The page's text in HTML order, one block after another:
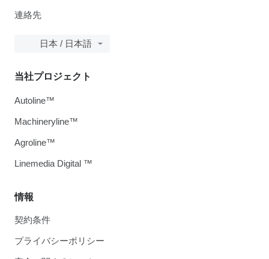
連絡先
日本 / 日本語
情報
契約条件
プライバシーポリシー
当社プロジェクト
Autoline™
Machineryline™
Agroline™
Linemedia Digital ™